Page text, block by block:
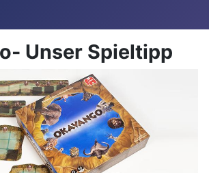
Unser Spieltipp